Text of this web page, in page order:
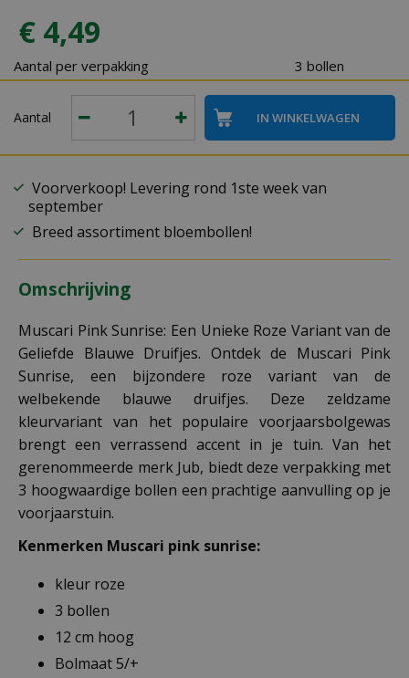
€ 4,49
Aantal per verpakking 3 bollen
Aantal
Voorverkoop! Levering rond 1ste week van
september
Breed assortiment bloembollen!
Omschrijving
Muscari Pink Sunrise: Een Unieke Roze Variant van de
Geliefde Blauwe Druifjes. Ontdek de Muscari Pink
Sunrise, een bijzondere roze variant van de
welbekende blauwe druifjes. Deze zeldzame
kleurvariant van het populaire voorjaarsbolgewas
brengt een verrassend accent in je tuin. Van het
gerenommeerde merk Jub, biedt deze verpakking met
3 hoogwaardige bollen een prachtige aanvulling op je
voorjaarstuin.
Kenmerken Muscari pink sunrise:
kleur roze
3 bollen
12 cm hoog
Bolmaat 5/+